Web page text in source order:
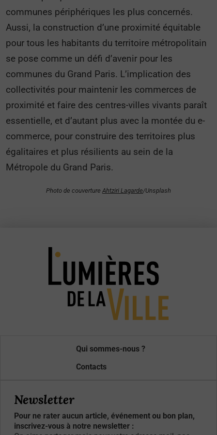
communes périphériques les plus concernés.
Aussi, la construction d’une proximité équitable
pour tous les habitants du territoire métropolitain
se pose comme un défi d’avenir pour les
communes du Grand Paris. L’implication des
collectivités pour maintenir les commerces de
proximité et faire des centres-villes vivants paraît
essentielle, et d’autant plus avec la montée du e-
commerce, pour construire des territoires plus
égalitaires et plus résilients au sein de la
Métropole du Grand Paris.
Photo de couverture Ahtziri Lagarde/Unsplash
Qui sommes-nous ?
Contacts
Newsletter
Pour ne rater aucun article, événement ou bon plan,
inscrivez-vous à notre newsletter :